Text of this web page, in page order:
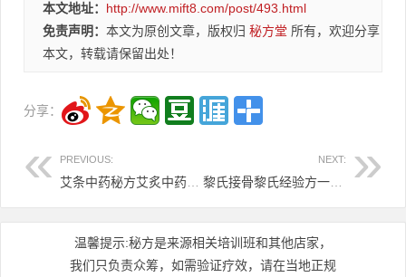
本文地址： http://www.mift8.com/post/493.html
免责声明： 本文为原创文章，版权归 秘方堂 所有，欢迎分享
本文，转载请保留出处！
分享：
PREVIOUS:
艾条中药秘方艾炙中药秘方9.8
NEXT:
黎氏接骨黎氏经验方一 黎氏接骨经验方二6.8元
温馨提示:秘方是来源相关培训班和其他店家，
我们只负责众筹，如需验证疗效，请在当地正规